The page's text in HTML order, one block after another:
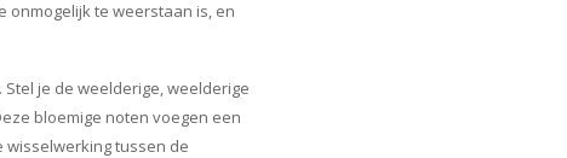
onmogelijk te weerstaan is, en
je de weelderige, weelderige
bloemige noten voegen een
tussen de